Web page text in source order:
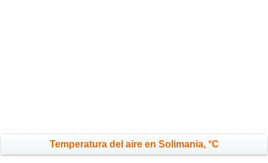
Temperatura del aire en Solimania, °C